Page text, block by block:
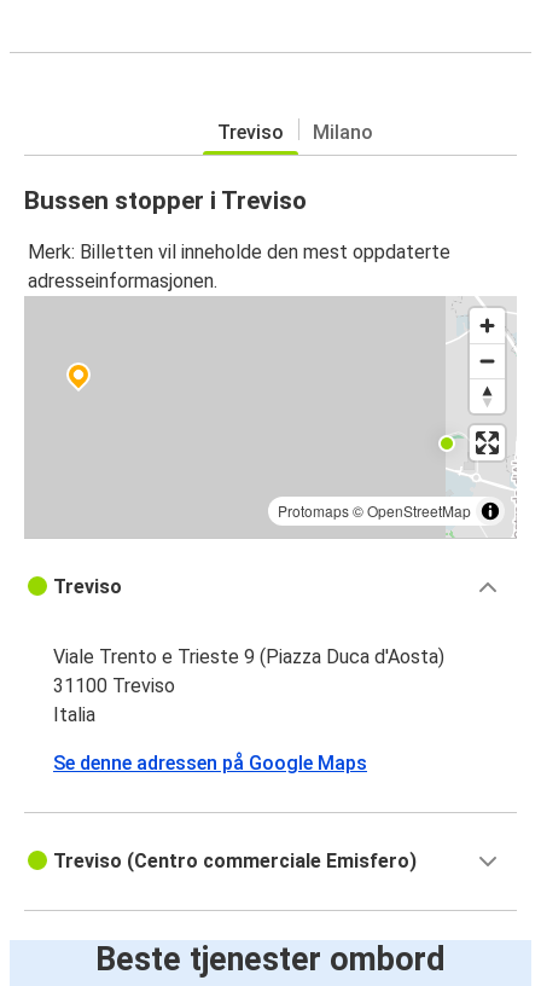
Treviso Milano
Bussen stopper i Treviso
Merk: Billetten vil inneholde den mest oppdaterte
adresseinformasjonen.
Protomaps©OpenStreetMap
Treviso
Viale Trento e Trieste 9 (Piazza Duca d'Aosta)
31100 Treviso
Italia
Se denne adressen på Google Maps
Treviso (Centro commerciale Emisfero)
Beste tjenester ombord